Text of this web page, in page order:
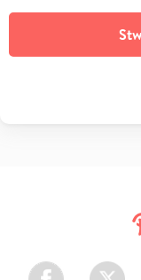
Facebook Twitter